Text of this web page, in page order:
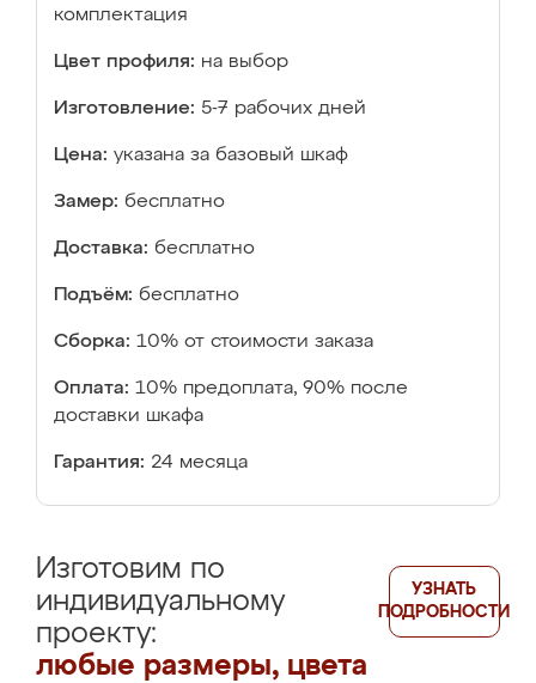
комплектация
Цвет профиля: на выбор
Изготовление: 5-7 рабочих дней
Цена: указана за базовый шкаф
Замер: бесплатно
Доставка: бесплатно
Подъём: бесплатно
Сборка: 10% от стоимости заказа
Оплата: 10% предоплата, 90% после
доставки шкафа
Гарантия: 24 месяца
Изготовим по
индивидуальному
проекту:
любые размеры, цвета
УЗНАТЬ
ПОДРОБНОСТИ